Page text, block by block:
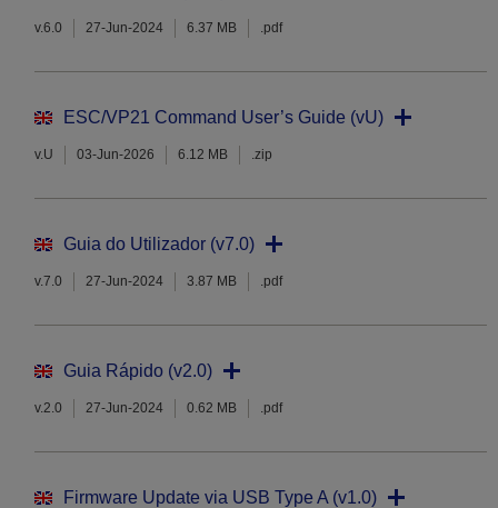
v.6.0 27-Jun-2024 6.37 MB .pdf
ESC/VP21 Command User’s Guide (vU)
v.U 03-Jun-2026 6.12 MB .zip
Guia do Utilizador (v7.0)
v.7.0 27-Jun-2024 3.87 MB .pdf
Guia Rápido (v2.0)
v.2.0 27-Jun-2024 0.62 MB .pdf
Firmware Update via USB Type A (v1.0)